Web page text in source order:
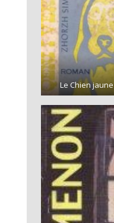
Le Chien jaune